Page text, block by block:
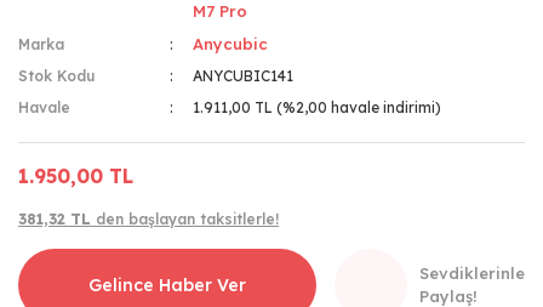
M7 Pro
Marka Anycubic
Stok Kodu
ANYCUBIC141
Havale
1.911,00 TL (%2,00 havale indirimi)
1.950,00 TL
381,32 TL den başlayan taksitlerle!
Gelince Haber Ver
Sevdiklerinle
Paylaş!